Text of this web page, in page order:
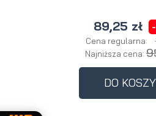
89,25 zł
Cena regularna:
Najniższa cena:
DO